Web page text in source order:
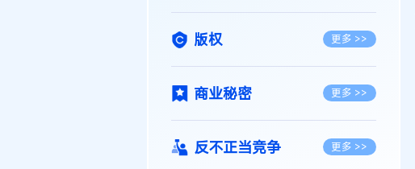
版权 更多 >>
商业秘密 更多 >>
反不正当竞争 更多 >>